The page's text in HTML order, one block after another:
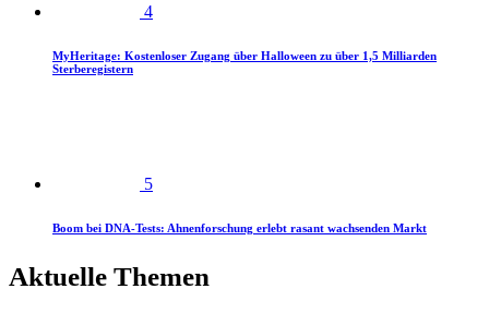
4
MyHeritage: Kostenloser Zugang über Halloween zu über 1,5 Milliarden
Sterberegistern
5
Boom bei DNA-Tests: Ahnenforschung erlebt rasant wachsenden Markt
Aktuelle Themen